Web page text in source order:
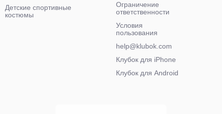
Детские спортивные
костюмы
Ограничение
ответственности
Условия
пользования
help@klubok.com
Клубок для iPhone
Клубок для Android